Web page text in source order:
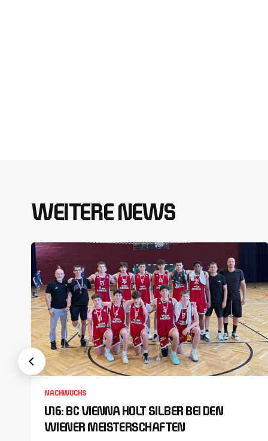
WEITERE NEWS
NACHWUCHS
U16: BC VIENNA HOLT SILBER BEI DEN
WIENER MEISTERSCHAFTEN